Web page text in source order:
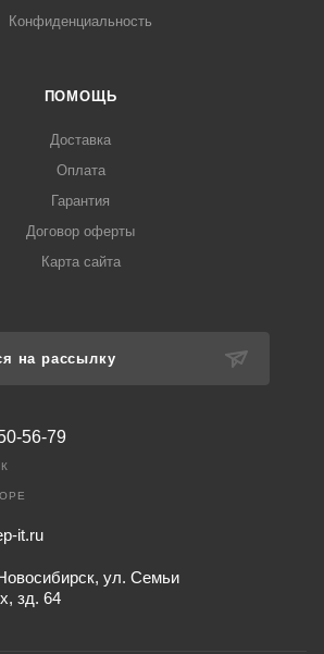
Конфиденциальность
ПОМОЩЬ
Доставка
Оплата
Гарантия
Договор оферты
Карта сайта
на рассылку
56-79
it.ru
ул. Семьи
зд. 64